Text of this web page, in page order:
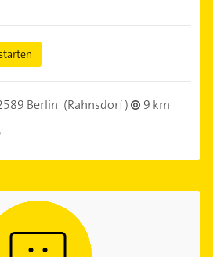
Berlin (Rahnsdorf)
9 km